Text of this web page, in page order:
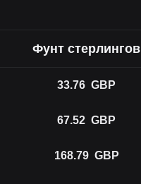
Фунт стерлингов
33.76 GBP
67.52 GBP
168.79 GBP